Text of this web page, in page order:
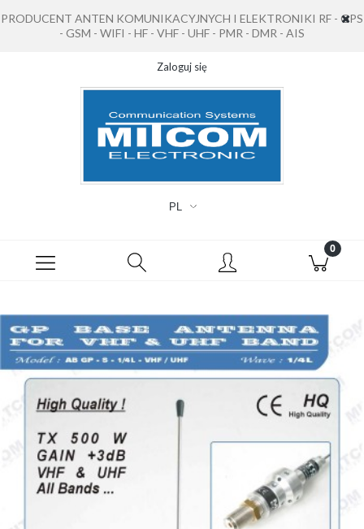
PRODUCENT ANTEN KOMUNIKACYJNYCH I ELEKTRONIKI RF - GPS
- GSM - WIFI - HF - VHF - UHF - PMR - DMR - AIS
Zaloguj się